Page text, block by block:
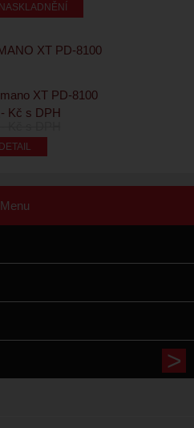
XT PD-8100
Kč s DPH
Menu